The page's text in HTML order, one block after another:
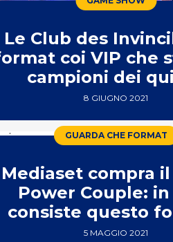
Le Club des
coi VIP che
campioni dei
8 GIUGNO 2021
GUARDA CHE FORMAT
Mediaset compra
Power Couple: in
consiste questo
5 MAGGIO 2021